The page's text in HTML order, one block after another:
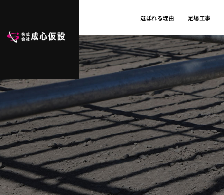
選ばれる理由 足場工事